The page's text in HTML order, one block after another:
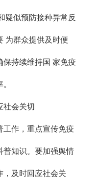
疑似预防接种异常反
为群众提供及时便
保持续维持国 家免疫
社会关切
工作，重点宣传免疫
普知识。要加强舆情
，及时回应社会关